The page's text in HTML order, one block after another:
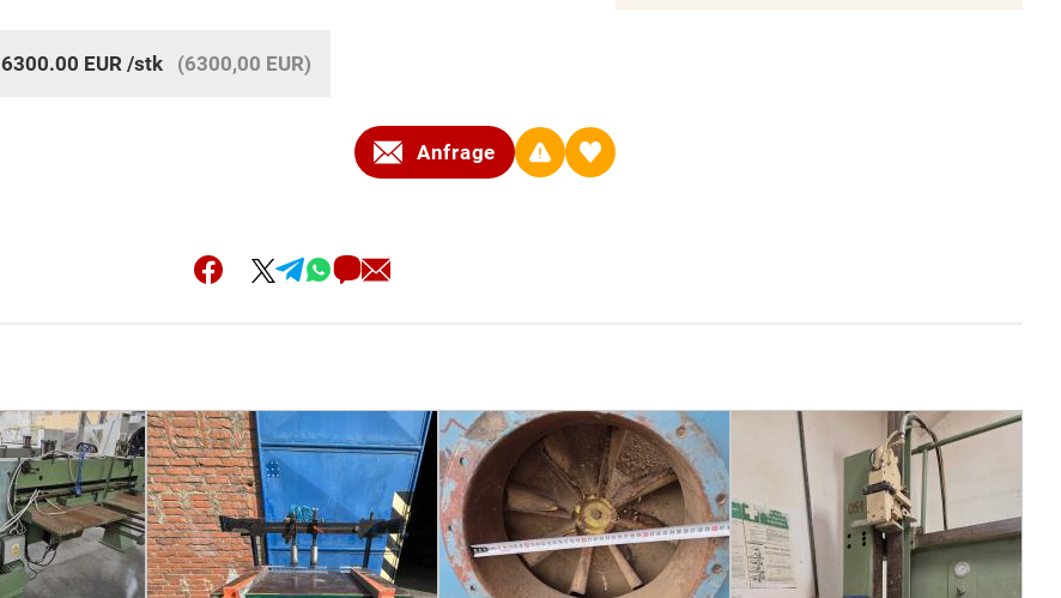
6300.00 EUR /stk (6300,00 EUR)
Anfrage